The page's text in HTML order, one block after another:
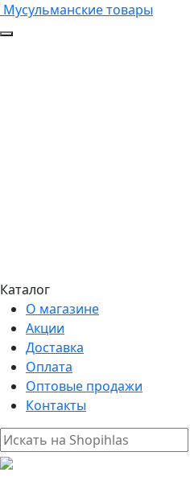
Мусульманские товары
Каталог
О магазине
Акции
Доставка
Оплата
Оптовые продажи
Контакты